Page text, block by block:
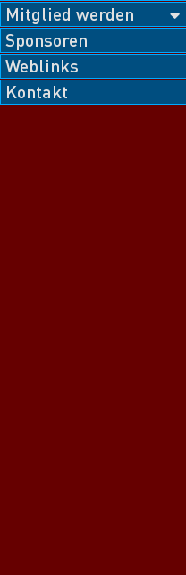
Mitglied werden
Sponsoren
Weblinks
Kontakt